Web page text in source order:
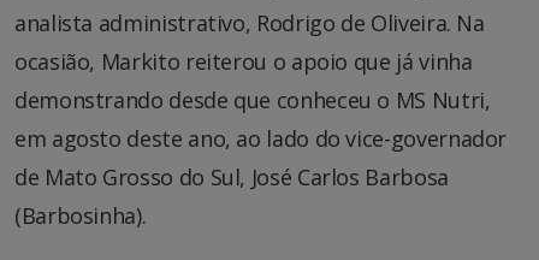
analista administrativo, Rodrigo de Oliveira. Na
ocasião, Markito reiterou o apoio que já vinha
demonstrando desde que conheceu o MS Nutri,
em agosto deste ano, ao lado do vice-governador
de Mato Grosso do Sul, José Carlos Barbosa
(Barbosinha).